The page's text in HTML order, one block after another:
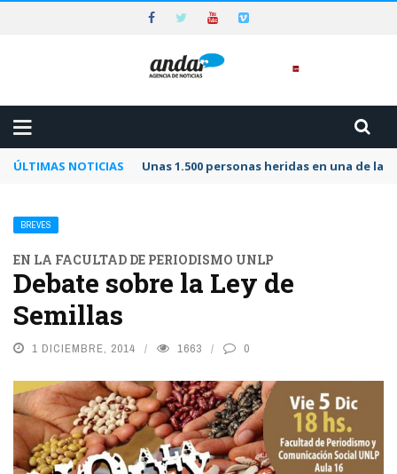
ÚLTIMAS NOTICIAS Unas 1.500 personas heridas en una de
BREVES
EN LA FACULTAD DE PERIODISMO UNLP
Debate sobre la Ley de
Semillas
1 DICIEMBRE, 2014 1663 0